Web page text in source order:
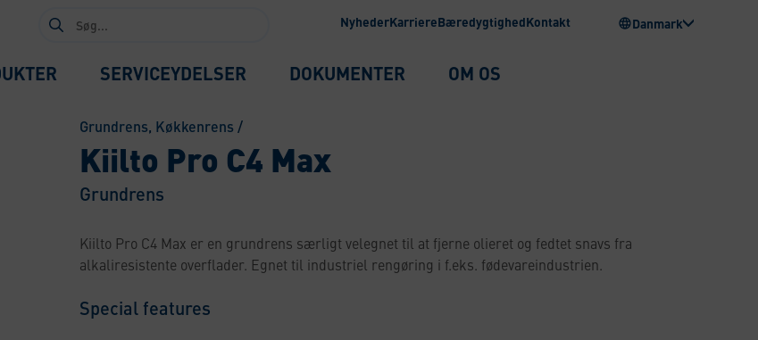
Søg
efter:
NyhederKarriereBæredygtighedKontakt Danmark
SERVICEYDELSER DOKUMENTER OM OS
Grundrens, Køkkenrens /
Kiilto Pro C4 Max
Grundrens
Kiilto Pro C4 Max er en grundrens særligt velegnet til at fjerne olieret og fedtet snavs fra
alkaliresistente overflader. Egnet til industriel rengøring i f.eks. fødevareindustrien.
Special features